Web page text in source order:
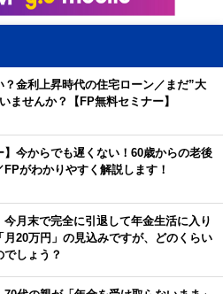
？金利上昇時代の住宅ローン／まだ”大
ませんか？【FP無料セミナー】
】今からでも遅くない！60歳からの老後
FPがわかりやすく解説します！
今月末で完全に引退して年金生活に入り
月20万円」の見込みですが、どのくらい
でしょう？